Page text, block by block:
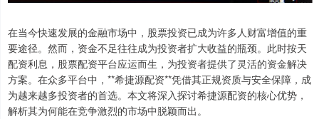
在当今快速发展的金融市场中，股票投资已成为许多人财富增值的重
要途径。然而，资金不足往往成为投资者扩大收益的瓶颈。此时按天
配资利息，股票配资平台应运而生，为投资者提供了灵活的资金解决
方案。在众多平台中，**希捷源配资**凭借其正规资质与安全保障，成
为越来越多投资者的首选。本文将深入探讨希捷源配资的核心优势，
解析其为何能在竞争激烈的市场中脱颖而出。